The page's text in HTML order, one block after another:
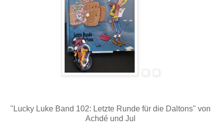
"Lucky Luke Band 102: Letzte Runde für die Daltons" von
Achdé und Jul